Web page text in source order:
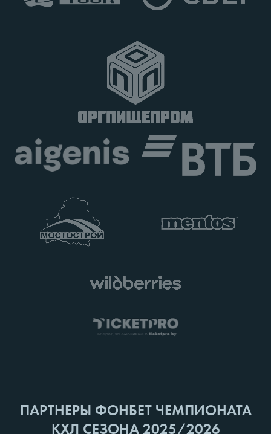
ПАРТНЕРЫ ФОНБЕТ ЧЕМПИОНАТА
КХЛ СЕЗОНА 2025/2026